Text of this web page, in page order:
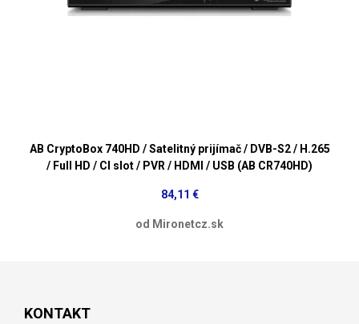
AB CryptoBox 740HD / Satelitný prijímač / DVB-S2 / H.265
/ Full HD / CI slot / PVR / HDMI / USB (AB CR740HD)
84,11 €
od Mironetcz.sk
KONTAKT